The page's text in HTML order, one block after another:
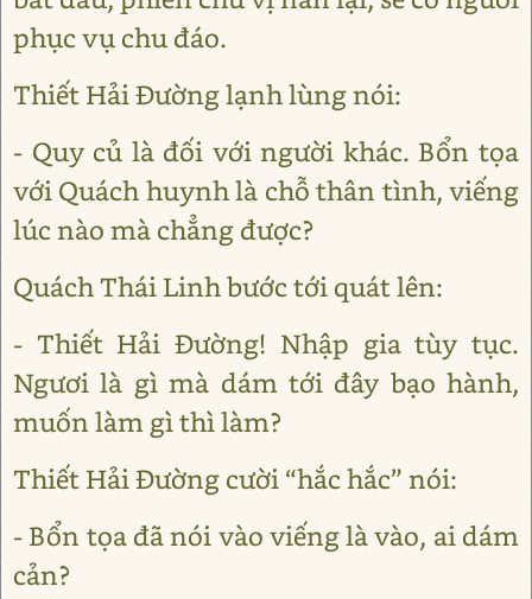
phục vụ chu đáo.
Thiết Hải Đường lạnh lùng nói:
- Quy củ là đối với người khác. Bổn tọa
với Quách huynh là chỗ thân tình, viếng
lúc nào mà chẳng được?
Quách Thái Linh bước tới quát lên:
- Thiết Hải Đường! Nhập gia tùy tục.
Ngươi là gì mà dám tới đây bạo hành,
muốn làm gì thì làm?
Thiết Hải Đường cười “hắc hắc” nói:
- Bổn tọa đã nói vào viếng là vào, ai dám
cản?